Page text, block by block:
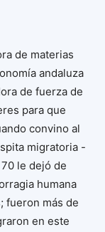
de materias
andaluza
de fuerza de
para que
convino al
migratoria -
le dejó de
humana
fueron más de
en este